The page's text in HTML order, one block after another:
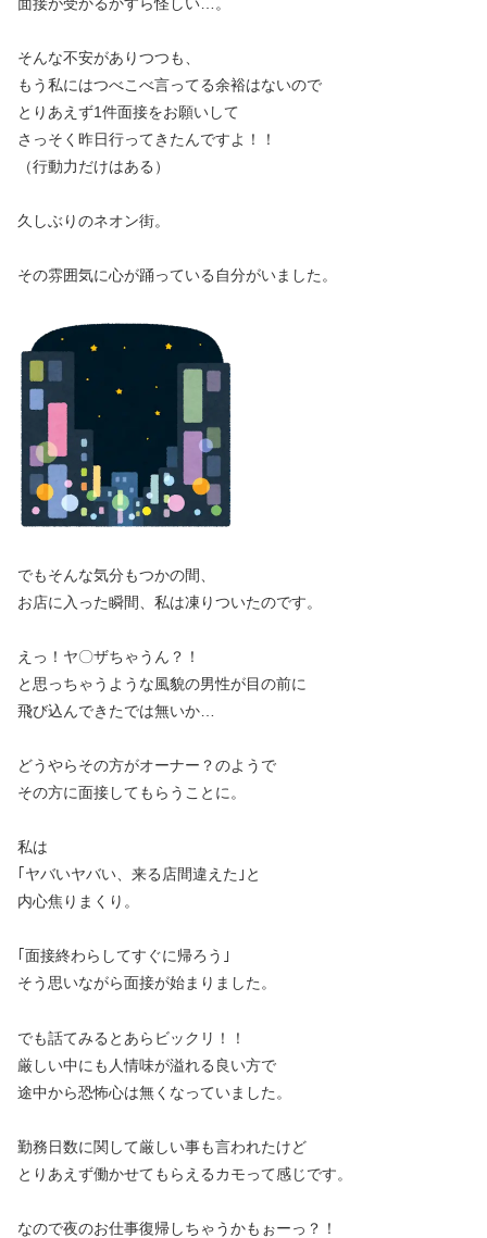
そんな不安がありつつも、
もう私にはつべこべ言ってる余裕はないので
とりあえず1件面接をお願いして
さっそく昨日行ってきたんですよ！！
（行動力だけはある）
久しぶりのネオン街。
その雰囲気に心が踊っている自分がいました。
でもそんな気分もつかの間、
お店に入った瞬間、私は凍りついたのです。
えっ！ヤ〇ザちゃうん？！
と思っちゃうような風貌の男性が目の前に
飛び込んできたでは無いか…
どうやらその方がオーナー？のようで
その方に面接してもらうことに。
私は
｢ヤバいヤバい、来る店間違えた｣と
内心焦りまくり。
｢面接終わらしてすぐに帰ろう｣
そう思いながら面接が始まりました。
でも話てみるとあらビックリ！！
厳しい中にも人情味が溢れる良い方で
途中から恐怖心は無くなっていました。
勤務日数に関して厳しい事も言われたけど
とりあえず働かせてもらえるカモって感じです。
なので夜のお仕事復帰しちゃうかもぉーっ？！